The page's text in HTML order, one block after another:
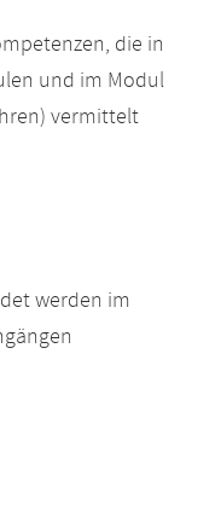
die in
und im Modul
vermittelt
werden im